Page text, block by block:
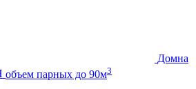
Домна
объем парных до 90м3